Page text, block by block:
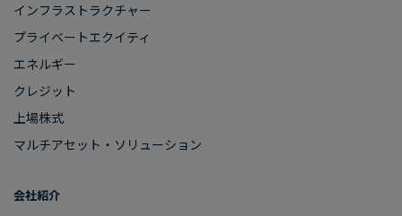
インフラストラクチャー
プライベートエクイティ
エネルギー
クレジット
上場株式
マルチアセット・ソリューション
会社紹介